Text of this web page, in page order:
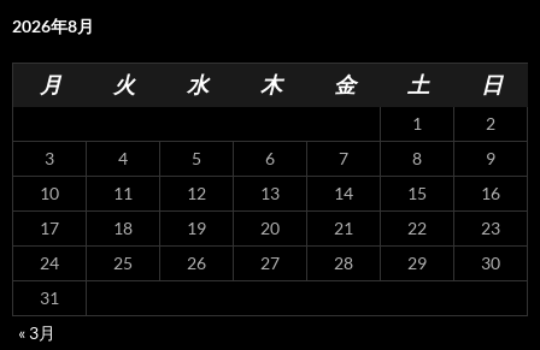
2026年8月
月 火 水 木 金 土 日
1
2
3
4 5 6 7 8
9
10
11 12 13 14 15
16
17
18 19 20 21 22
23
24
25 26 27 28 29
30
31
« 3月